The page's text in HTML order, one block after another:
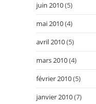
juin 2010(5)
mai 2010(4)
avril 2010(5)
mars 2010(4)
février 2010(5)
janvier 2010(7)